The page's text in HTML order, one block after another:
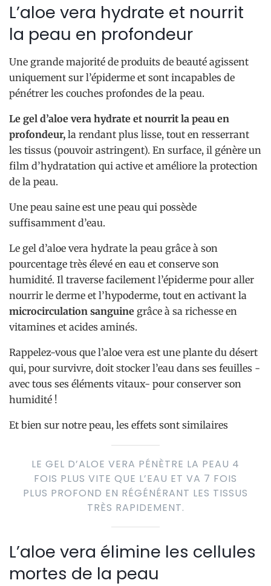
L’aloe vera hydrate et nourrit
la peau en profondeur
Une grande majorité de produits de beauté agissent
uniquement sur l’épiderme et sont incapables de
pénétrer les couches profondes de la peau.
Le gel d’aloe vera hydrate et nourrit la peau en
profondeur, la rendant plus lisse, tout en resserrant
les tissus (pouvoir astringent). En surface, il génère un
film d’hydratation qui active et améliore la protection
de la peau.
Une peau saine est une peau qui possède
suffisamment d’eau.
Le gel d’aloe vera hydrate la peau grâce à son
pourcentage très élevé en eau et conserve son
humidité. Il traverse facilement l’épiderme pour aller
nourrir le derme et l’hypoderme, tout en activant la
microcirculation sanguine grâce à sa richesse en
vitamines et acides aminés.
Rappelez-vous que l’aloe vera est une plante du désert
qui, pour survivre, doit stocker l’eau dans ses feuilles -
avec tous ses éléments vitaux- pour conserver son
humidité !
Et bien sur notre peau, les effets sont similaires
LE GEL D’ALOE VERA PÉNÈTRE LA PEAU 4
FOIS PLUS VITE QUE L’EAU ET VA 7 FOIS
PLUS PROFOND EN RÉGÉNÉRANT LES TISSUS
TRÈS RAPIDEMENT.
L’aloe vera élimine les cellules
mortes de la peau